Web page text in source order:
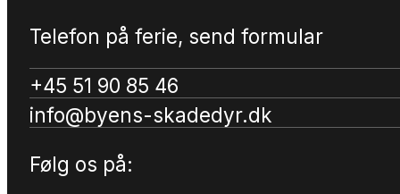
Telefon på ferie, send formular
+45 51 90 85 46
info@byens-skadedyr.dk
Følg os på: